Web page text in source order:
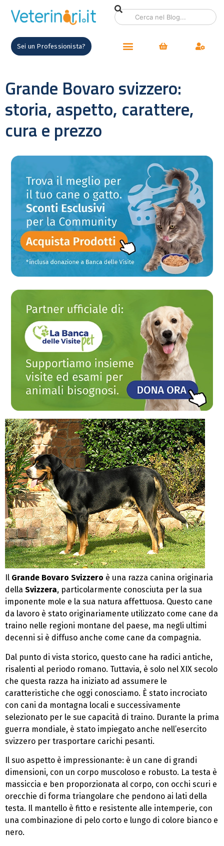
Sei un Professionista?
Grande Bovaro svizzero:
storia, aspetto, carattere,
cura e prezzo
Il Grande Bovaro Svizzero è una razza canina originaria
della Svizzera, particolarmente conosciuta per la sua
imponente mole e la sua natura affettuosa. Questo cane
da lavoro è stato originariamente utilizzato come cane da
traino nelle regioni montane del paese, ma negli ultimi
decenni si è diffuso anche come cane da compagnia.
Dal punto di vista storico, questo cane ha radici antiche,
risalenti al periodo romano. Tuttavia, è solo nel XIX secolo
che questa razza ha iniziato ad assumere le
caratteristiche che oggi conosciamo. È stato incrociato
con cani da montagna locali e successivamente
selezionato per le sue capacità di traino. Durante la prima
guerra mondiale, è stato impiegato anche nell’esercito
svizzero per trasportare carichi pesanti.
Il suo aspetto è impressionante: è un cane di grandi
dimensioni, con un corpo muscoloso e robusto. La testa è
massiccia e ben proporzionata al corpo, con occhi scuri e
orecchie di forma triangolare che pendono ai lati della
testa. Il mantello è fitto e resistente alle intemperie, con
una combinazione di pelo corto e lungo di colore bianco e
nero.